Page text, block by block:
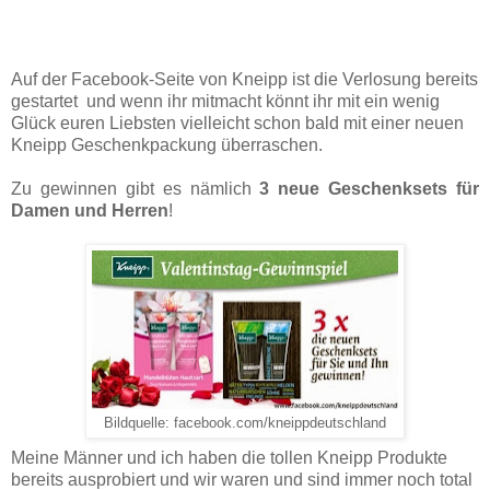
Auf der Facebook-Seite von Kneipp ist die Verlosung bereits
gestartet und wenn ihr mitmacht könnt ihr mit ein wenig
Glück euren Liebsten vielleicht schon bald mit einer neuen
Kneipp Geschenkpackung überraschen.
Zu gewinnen gibt es nämlich3 neue Geschenksets für
Damen und Herren!
Bildquelle: facebook.com/kneippdeutschland
Meine Männer und ich haben die tollen Kneipp Produkte
bereits ausprobiert und wir waren und sind immer noch total